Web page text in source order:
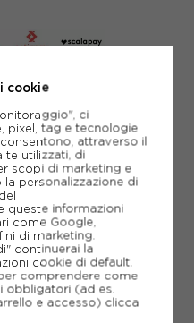
DA NOI
cookie
ci
pixel, tag e tecnologie
attraverso il
te utilizzati, di
scopi di marketing e
la personalizzazione di
queste informazioni
come Google,
di marketing.
continuerai la
cookie di default.
comprendere come
obbligatori (ad es.
e accesso) clicca